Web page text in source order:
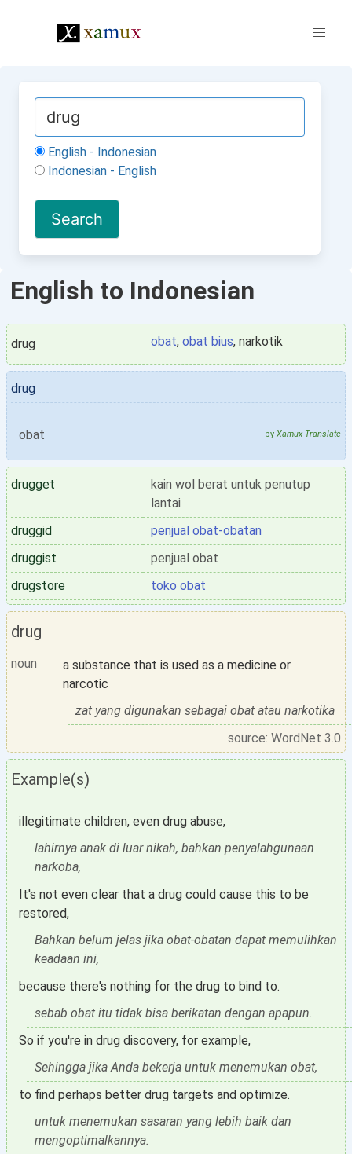
English - Indonesian
Indonesian - English
English to Indonesian
drug obat, obat bius, narkotik
drug
obat by Xamux Translate
drugget
kain wol berat untuk penutup
lantai
druggid
penjual obat-obatan
druggist
penjual obat
drugstore
toko obat
drug
noun
a substance that is used as a medicine or
narcotic
zat yang digunakan sebagai obat atau narkotika
source: WordNet 3.0
Example(s)
illegitimate children, even drug abuse,
lahirnya anak di luar nikah, bahkan penyalahgunaan
narkoba,
It's not even clear that a drug could cause this to be
restored,
Bahkan belum jelas jika obat-obatan dapat memulihkan
keadaan ini,
because there's nothing for the drug to bind to.
sebab obat itu tidak bisa berikatan dengan apapun.
So if you're in drug discovery, for example,
Sehingga jika Anda bekerja untuk menemukan obat,
to find perhaps better drug targets and optimize.
untuk menemukan sasaran yang lebih baik dan
mengoptimalkannya.